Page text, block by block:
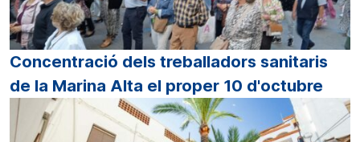
Concentració dels treballadors sanitaris
de la Marina Alta el proper 10 d'octubre